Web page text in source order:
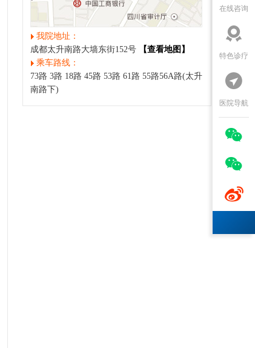
我院地址：
成都太升南路大墙东街152号
【查看地图】
乘车路线：
73路 3路 18路 45路 53路 61路 55路56A路(太升
南路下)
在线咨询

特色诊疗

医院导航


